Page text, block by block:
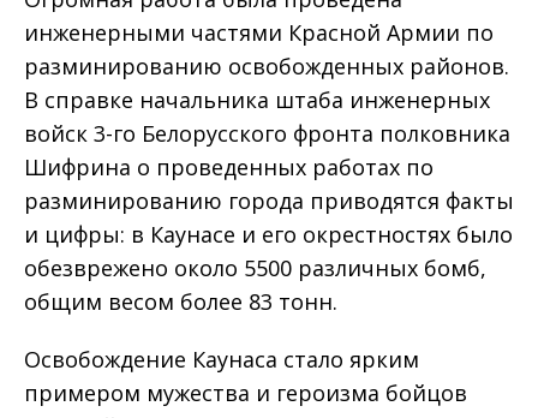
инженерными частями Красной Армии по
разминированию освобожденных районов.
В справке начальника штаба инженерных
войск 3-го Белорусского фронта полковника
Шифрина о проведенных работах по
разминированию города приводятся факты
и цифры: в Каунасе и его окрестностях было
обезврежено около 5500 различных бомб,
общим весом более 83 тонн.
Освобождение Каунаса стало ярким
примером мужества и героизма бойцов